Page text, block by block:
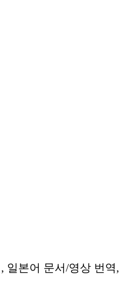
, 일본어 문서/영상 번역,